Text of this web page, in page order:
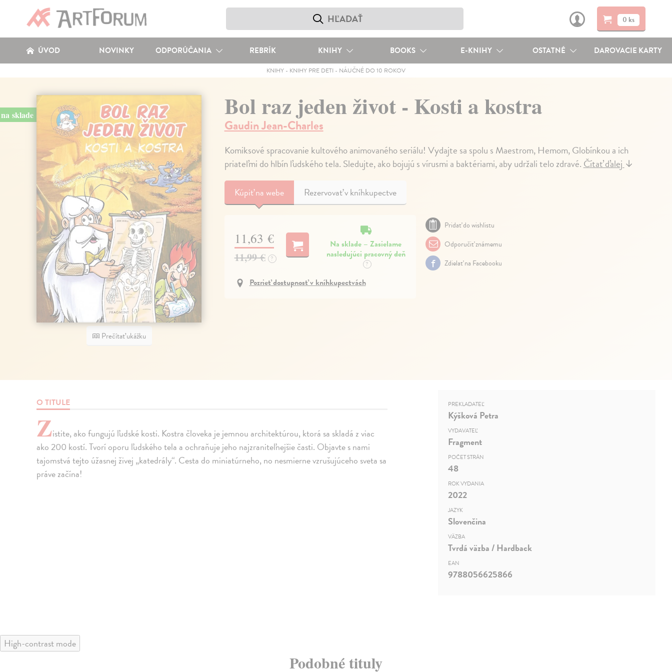
0 ks
ÚVOD NOVINKY ODPORÚČANIA REBRÍK KNIHY BOOKS E-KNIHY OSTATNÉ DAROVACIE KARTY
KNIHY- KNIHY PRE DETI - NÁUČNÉ DO 10 ROKOV
na sklade
Prečítať ukážku
Bol raz jeden život - Kosti a kostra
Gaudin Jean-Charles
Komiksové spracovanie kultového animovaného seriálu! Vydajte sa spolu s Maestrom, Hemom, Globínkou a ich
priateľmi do hlbín ľudského tela. Sledujte, ako bojujú s vírusmi a baktériami, aby udržali telo zdravé.Čítať ďalej↓
Kúpiťna webe Rezervovať v kníhkupectve
11,63 €
11,99 € ?
Na sklade – Zasielame
nasledujúci pracovný deň
?
Pozrieť dostupnosť v kníhkupectvách
Pridať do wishlistu
Odporučiť známemu
Zdielať na Facebooku
O TITULE
Zistite, ako fungujú ľudské kosti. Kostra človeka je jemnou architektúrou, ktorá sa skladá z viac
ako 200 kostí. Tvorí oporu ľudského tela a ochraňuje jeho najzraniteľnejšie časti. Objavte s nami
tajomstvá tejto úžasnej živej „katedrály“. Cesta do miniatúrneho, no nesmierne vzrušujúceho sveta sa
práve začína!
PREKLADATEĽ
Kýšková Petra
VYDAVATEĽ
Fragment
POČET STRÁN
48
ROK VYDANIA
2022
JAZYK
Slovenčina
VÄZBA
Tvrdá väzba / Hardback
EAN
9788056625866
High-contrast mode
Podobné tituly